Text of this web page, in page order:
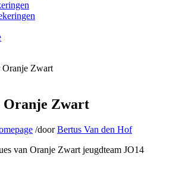
Zwart
Oranje Zwart
/doorBertus Van den Hof
van Oranje Zwart jeugdteam JO14